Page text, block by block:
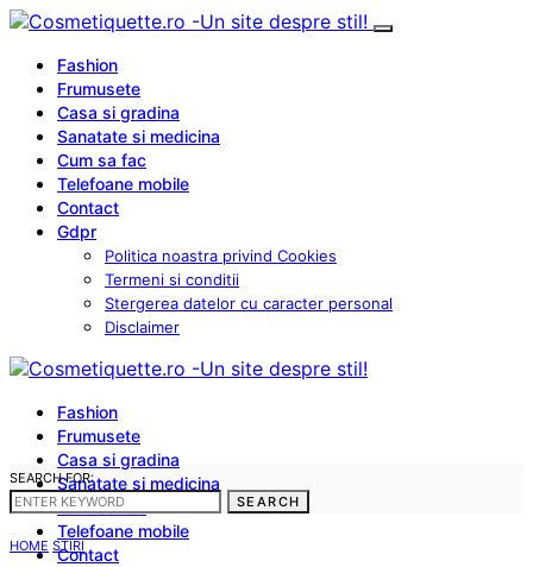
Fashion
Frumusete
Casa si gradina
Sanatate si medicina
Cum sa fac
Telefoane mobile
Contact
Gdpr
Politica noastra privind Cookies
Termeni si conditii
Stergerea datelor cu caracter personal
Disclaimer
Fashion
Frumusete
Casa si gradina
Sanatate si medicina
Cum sa fac
Telefoane mobile
Contact
SEARCH FOR:
SEARCH
HOME STIRI